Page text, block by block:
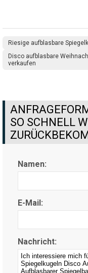
Riesige aufblasbare
Disco aufblasbare
verkaufen
SO SCHNELL
Namen:
E-Mail:
Nachricht: